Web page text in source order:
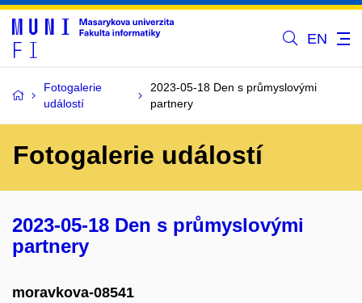
EN
Fotogalerie
událostí
2023-05-18 Den s průmyslovými
partnery
Fotogalerie událostí
2023-05-18 Den s průmyslovými
partnery
moravkova-08541